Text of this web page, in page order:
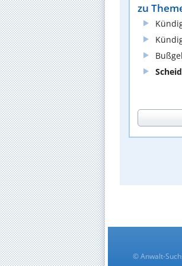
zu
© Anwalt-